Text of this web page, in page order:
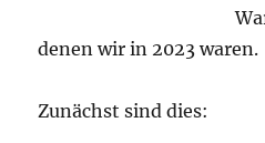
denen wir in 2023 waren.
Zunächst sind dies: